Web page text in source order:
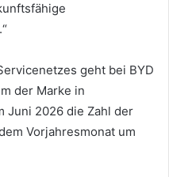
geht bei BYD
der Marke in
Juni 2026 die Zahl der
Vorjahresmonat um